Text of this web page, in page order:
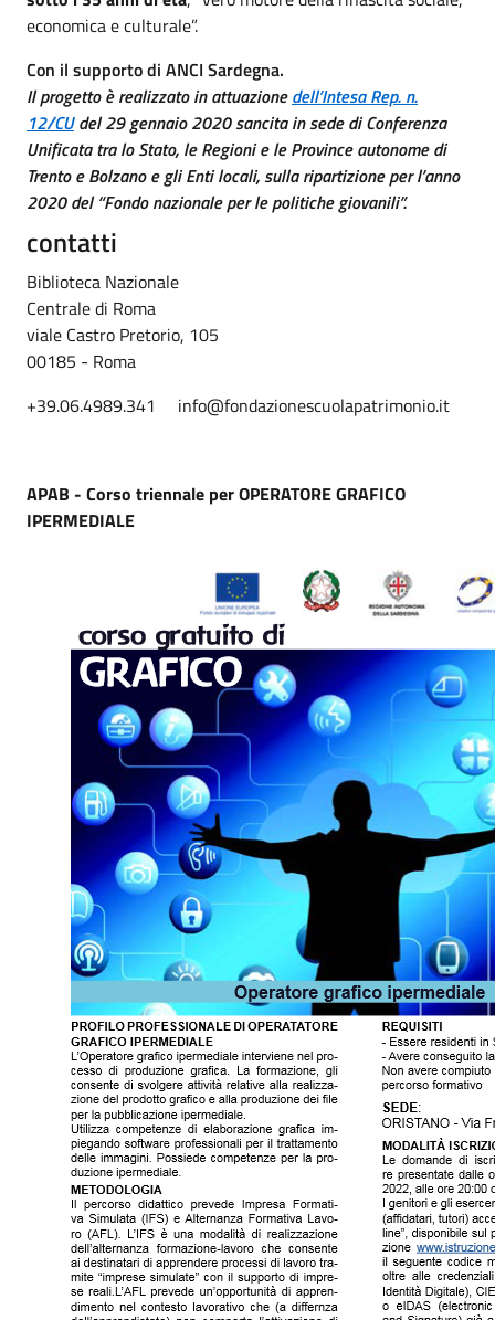
economica e culturale”.
Con il supporto di ANCI Sardegna.
Il progetto è realizzato in attuazionedell’Intesa Rep. n.
12/CUdel 29 gennaio 2020 sancita in sede di Conferenza
Unificata tra lo Stato, le Regioni e le Province autonome di
Trento e Bolzano e gli Enti locali, sulla ripartizione per l’anno
2020 del “Fondo nazionale per le politiche giovanili”.
contatti
Biblioteca Nazionale
Centrale di Roma
viale Castro Pretorio, 105
00185 - Roma
+39.06.4989.341 info@fondazionescuolapatrimonio.it
APAB - Corso triennale perOPERATORE GRAFICO
IPERMEDIALE